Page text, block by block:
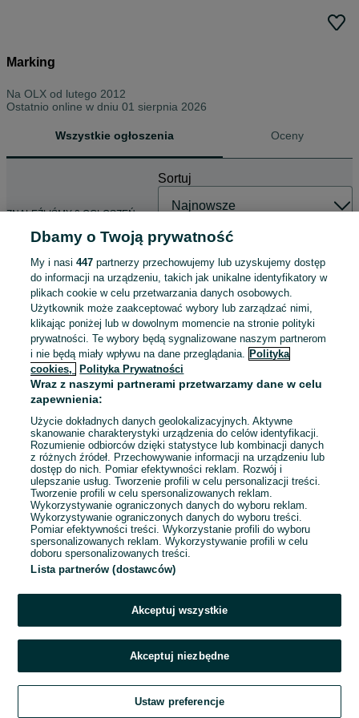
Marking
Na OLX od lutego 2012
Ostatnio online w dniu 01 sierpnia 2026
Wszystkie ogłoszenia Oceny
ZNALEŹLIŚMY 0 OGŁOSZEŃ
Sortuj
Zadzwoń / SMS
Dbamy o Twoją prywatność
My i nasi447 partnerzy przechowujemy lub uzyskujemy dostęp
do informacji na urządzeniu, takich jak unikalne identyfikatory w
plikach cookie w celu przetwarzania danych osobowych.
Użytkownik może zaakceptować wybory lub zarządzać nimi,
klikając poniżej lub w dowolnym momencie na stronie polityki
prywatności. Te wybory będą sygnalizowane naszym partnerom
i nie będą miały wpływu na dane przeglądania. Polityka
cookies,
Polityka Prywatności
Wraz z naszymi partnerami przetwarzamy dane w celu
zapewnienia:
Użycie dokładnych danych geolokalizacyjnych. Aktywne
skanowanie charakterystyki urządzenia do celów identyfikacji.
Rozumienie odbiorców dzięki statystyce lub kombinacji danych
z różnych źródeł. Przechowywanie informacji na urządzeniu lub
dostęp do nich. Pomiar efektywności reklam. Rozwój i
ulepszanie usług. Tworzenie profili w celu personalizacji treści.
Tworzenie profili w celu spersonalizowanych reklam.
Wykorzystywanie ograniczonych danych do wyboru reklam.
Wykorzystywanie ograniczonych danych do wyboru treści.
Pomiar efektywności treści. Wykorzystanie profili do wyboru
spersonalizowanych reklam. Wykorzystywanie profili w celu
doboru spersonalizowanych treści.
Lista partnerów (dostawców)
Akceptuj wszystkie
Akceptuj niezbędne
Ustaw preferencje